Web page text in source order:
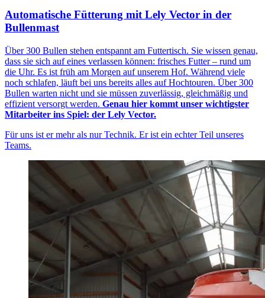
Automatische Fütterung mit Lely Vector in der
Bullenmast
Über 300 Bullen stehen entspannt am Futtertisch. Sie wissen genau,
dass sie sich auf eines verlassen können: frisches Futter – rund um
die Uhr. Es ist früh am Morgen auf unserem Hof. Während viele
noch schlafen, läuft bei uns bereits alles auf Hochtouren. Über 300
Bullen warten nicht und sie müssen zuverlässig, gleichmäßig und
effizient versorgt werden. Genau hier kommt unser wichtigster
Mitarbeiter ins Spiel: der Lely Vector.
Für uns ist er mehr als nur Technik. Er ist ein echter Teil unseres
Teams.